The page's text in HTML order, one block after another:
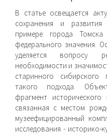
В статье освещается
сохранения и развития
примере города
федерального значения.
уделяется вопро­су
необходимости и
старинного сибирского
такого подхода.
фрагмент
связанная с местом
музеефицированный
исследования - историко-